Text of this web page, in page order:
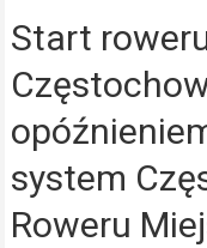
Start
system
Roweru